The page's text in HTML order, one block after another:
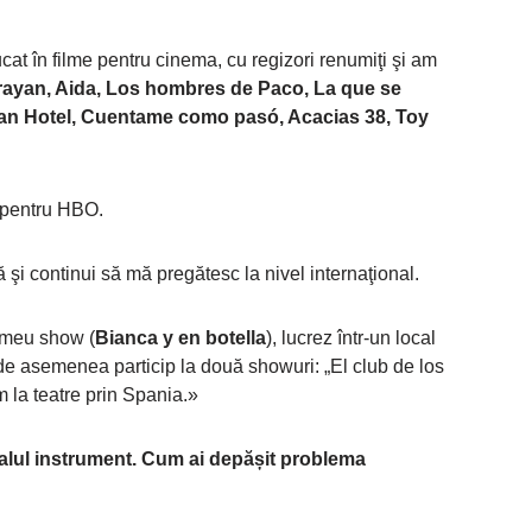
în filme pentru cinema, cu regizori renumiţi şi am
Aida, Los hombres de Paco, La que se
Hotel, Cuentame como pasó, Acacias 38, Toy
HBO.
continui să mă pregătesc la nivel internaţional.
show (Bianca y en botella), lucrez într-un local
asemenea particip la două showuri: „El club de los
la teatre prin Spania.»
instrument. Cum ai depășit problema